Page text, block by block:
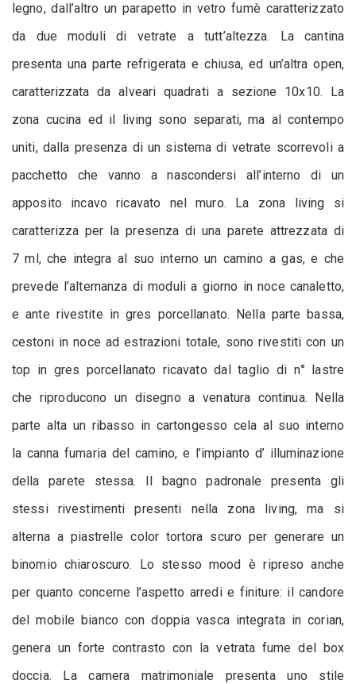
legno, dall’altro un parapetto in vetro fumè caratterizzato
da due moduli di vetrate a tutt’altezza. La cantina
presenta una parte refrigerata e chiusa, ed un’altra open,
caratterizzata da alveari quadrati a sezione 10x10. La
zona cucina ed il living sono separati, ma al contempo
uniti, dalla presenza di un sistema di vetrate scorrevoli a
pacchetto che vanno a nascondersi all’interno di un
apposito incavo ricavato nel muro. La zona living si
caratterizza per la presenza di una parete attrezzata di
7 ml, che integra al suo interno un camino a gas, e che
prevede l’alternanza di moduli a giorno in noce canaletto,
e ante rivestite in gres porcellanato. Nella parte bassa,
cestoni in noce ad estrazioni totale, sono rivestiti con un
top in gres porcellanato ricavato dal taglio di n° lastre
che riproducono un disegno a venatura continua. Nella
parte alta un ribasso in cartongesso cela al suo interno
la canna fumaria del camino, e l’impianto d’ illuminazione
della parete stessa. Il bagno padronale presenta gli
stessi rivestimenti presenti nella zona living, ma si
alterna a piastrelle color tortora scuro per generare un
binomio chiaroscuro. Lo stesso mood è ripreso anche
per quanto concerne l’aspetto arredi e finiture: il candore
del mobile bianco con doppia vasca integrata in corian,
genera un forte contrasto con la vetrata fume del box
doccia. La camera matrimoniale presenta uno stile